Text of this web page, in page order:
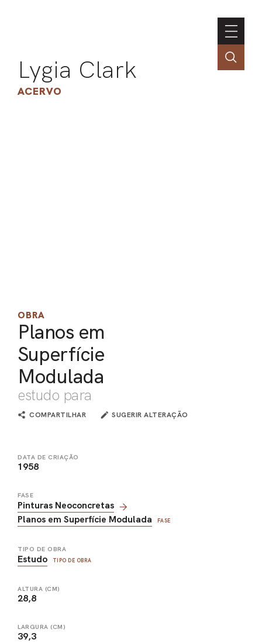
Lygia Clark
ACERVO
OBRA
Planos em
Superfície
Modulada
estudo para
COMPARTILHAR SUGERIR ALTERAÇÃO
DATA DE CRIAÇÃO
1958
FASE
Pinturas Neoconcretas
Planos em Superfície Modulada
FASE
TIPO DE OBRA
Estudo TIPO DE OBRA
ALTURA (CM)
28,8
LARGURA (CM)
39,3